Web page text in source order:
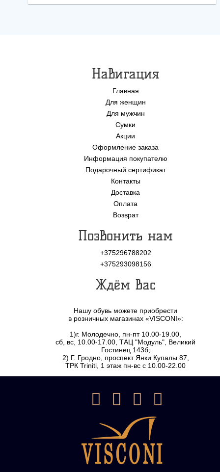
Навигация
Главная
Для женщин
Для мужчин
Сумки
Акции
Оформление заказа
Информация покупателю
Подарочный сертификат
Контакты
Доставка
Оплата
Возврат
Позвонить нам
+375296788202
+375293098156
Ждём Вас
Нашу обувь можете приобрести
в розничных магазинах «VISCONI»:
1)г. Молодечно, пн-пт 10.00-19.00,
сб, вс, 10.00-17.00, ТАЦ "Модуль", Великий
Гостинец 143б;
2) Г. Гродно, проспект Янки Купалы 87,
ТРК Triniti, 1 этаж пн-вс с 10.00-22.00